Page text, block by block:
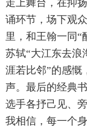
走上舞台，在抑
诵环节，场下观
里，和王翰一同“
苏轼“大江东去浪
涯若比邻”的感慨
声。最后的经典
选手各抒己见、
我相信，每一个